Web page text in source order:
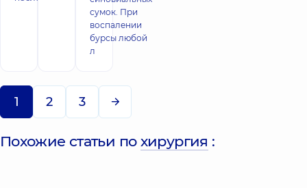
сумок. При
воспалении
бурсы любой
л
1 2 3
Похожие статьи по хирургия :